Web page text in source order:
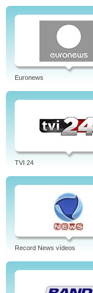
Euronews
TVI 24
Record News vídeos